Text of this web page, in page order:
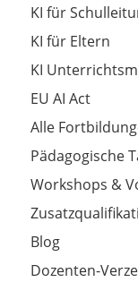
KI für
KI für Eltern
KI
EU AI Act
Alle
Pädagogische
Workshops &
Blog
Dozenten-